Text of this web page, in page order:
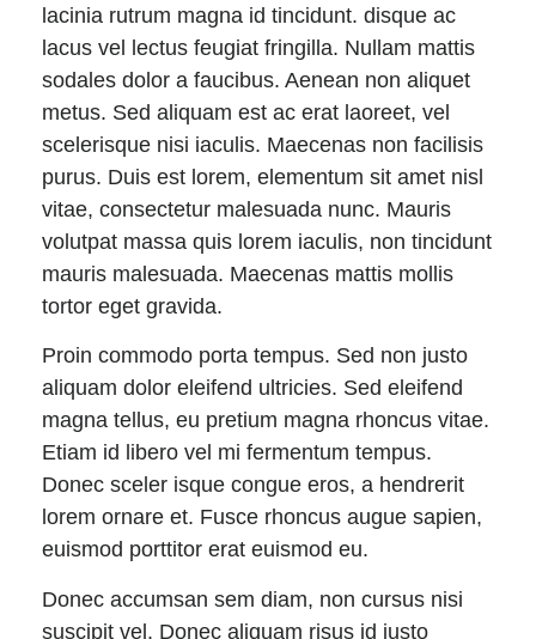
lacinia rutrum magna id tincidunt. disque ac
lacus vel lectus feugiat fringilla. Nullam mattis
sodales dolor a faucibus. Aenean non aliquet
metus. Sed aliquam est ac erat laoreet, vel
scelerisque nisi iaculis. Maecenas non facilisis
purus. Duis est lorem, elementum sit amet nisl
vitae, consectetur malesuada nunc. Mauris
volutpat massa quis lorem iaculis, non tincidunt
mauris malesuada. Maecenas mattis mollis
tortor eget gravida.
Proin commodo porta tempus. Sed non justo
aliquam dolor eleifend ultricies. Sed eleifend
magna tellus, eu pretium magna rhoncus vitae.
Etiam id libero vel mi fermentum tempus.
Donec sceler isque congue eros, a hendrerit
lorem ornare et. Fusce rhoncus augue sapien,
euismod porttitor erat euismod eu.
Donec accumsan sem diam, non cursus nisi
suscipit vel. Donec aliquam risus id justo